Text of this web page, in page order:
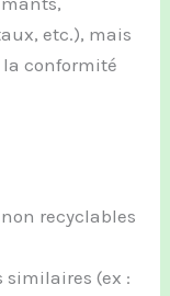
etc.), mais
conformité
recyclables
similaires (ex :